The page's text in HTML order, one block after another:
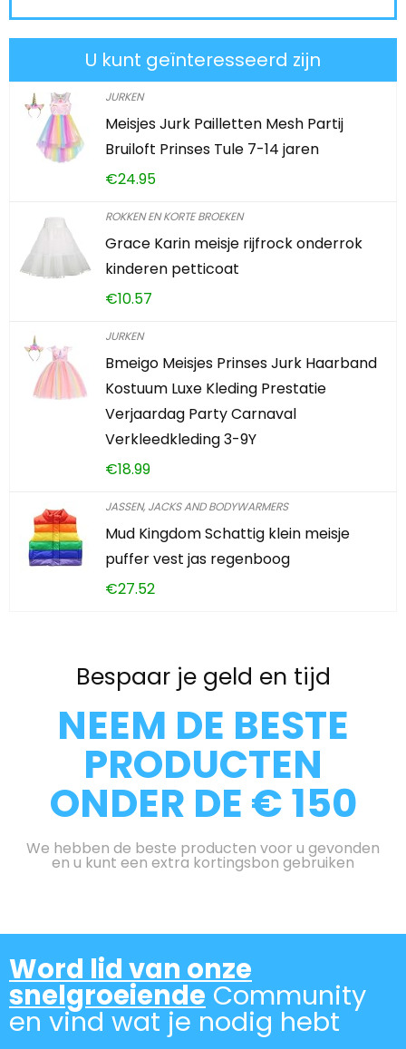
U kunt geïnteresseerd zijn
JURKEN
Meisjes Jurk Pailletten Mesh Partij
Bruiloft Prinses Tule 7-14 jaren
€24.95
ROKKEN EN KORTE BROEKEN
Grace Karin meisje rijfrock onderrok
kinderen petticoat
€10.57
JURKEN
Bmeigo Meisjes Prinses Jurk Haarband
Kostuum Luxe Kleding Prestatie
Verjaardag Party Carnaval
Verkleedkleding 3-9Y
€18.99
JASSEN, JACKS AND BODYWARMERS
Mud Kingdom Schattig klein meisje
puffer vest jas regenboog
€27.52
Bespaar je geld en tijd
NEEM DE BESTE
PRODUCTEN
ONDER DE € 150
We hebben de beste producten voor u gevonden
en u kunt een extra kortingsbon gebruiken
Word lid van onze
snelgroeiende Community
en vind wat je nodig hebt